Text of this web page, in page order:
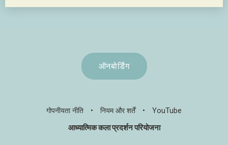
ऑनबोर्डिंग
गोपनीयता नीति • नियम और शर्तें • YouTube
आध्यात्मिक कला प्रदर्शन परियोजना